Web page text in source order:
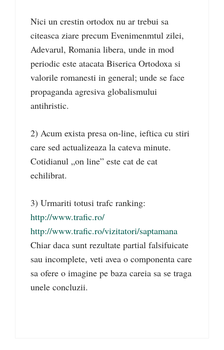
Nici un crestin ortodox nu ar trebui sa
citeasca ziare precum Evenimenmtul zilei,
Adevarul, Romania libera, unde in mod
periodic este atacata Biserica Ortodoxa si
valorile romanesti in general; unde se face
propaganda agresiva globalismului
antihristic.
2) Acum exista presa on-line, ieftica cu stiri
care sed actualizeaza la cateva minute.
Cotidianul „on line” este cat de cat
echilibrat.
3) Urmariti totusi trafc ranking:
http://www.trafic.ro/
http://www.trafic.ro/vizitatori/saptamana
Chiar daca sunt rezultate partial falsifuicate
sau incomplete, veti avea o componenta care
sa ofere o imagine pe baza careia sa se traga
unele concluzii.